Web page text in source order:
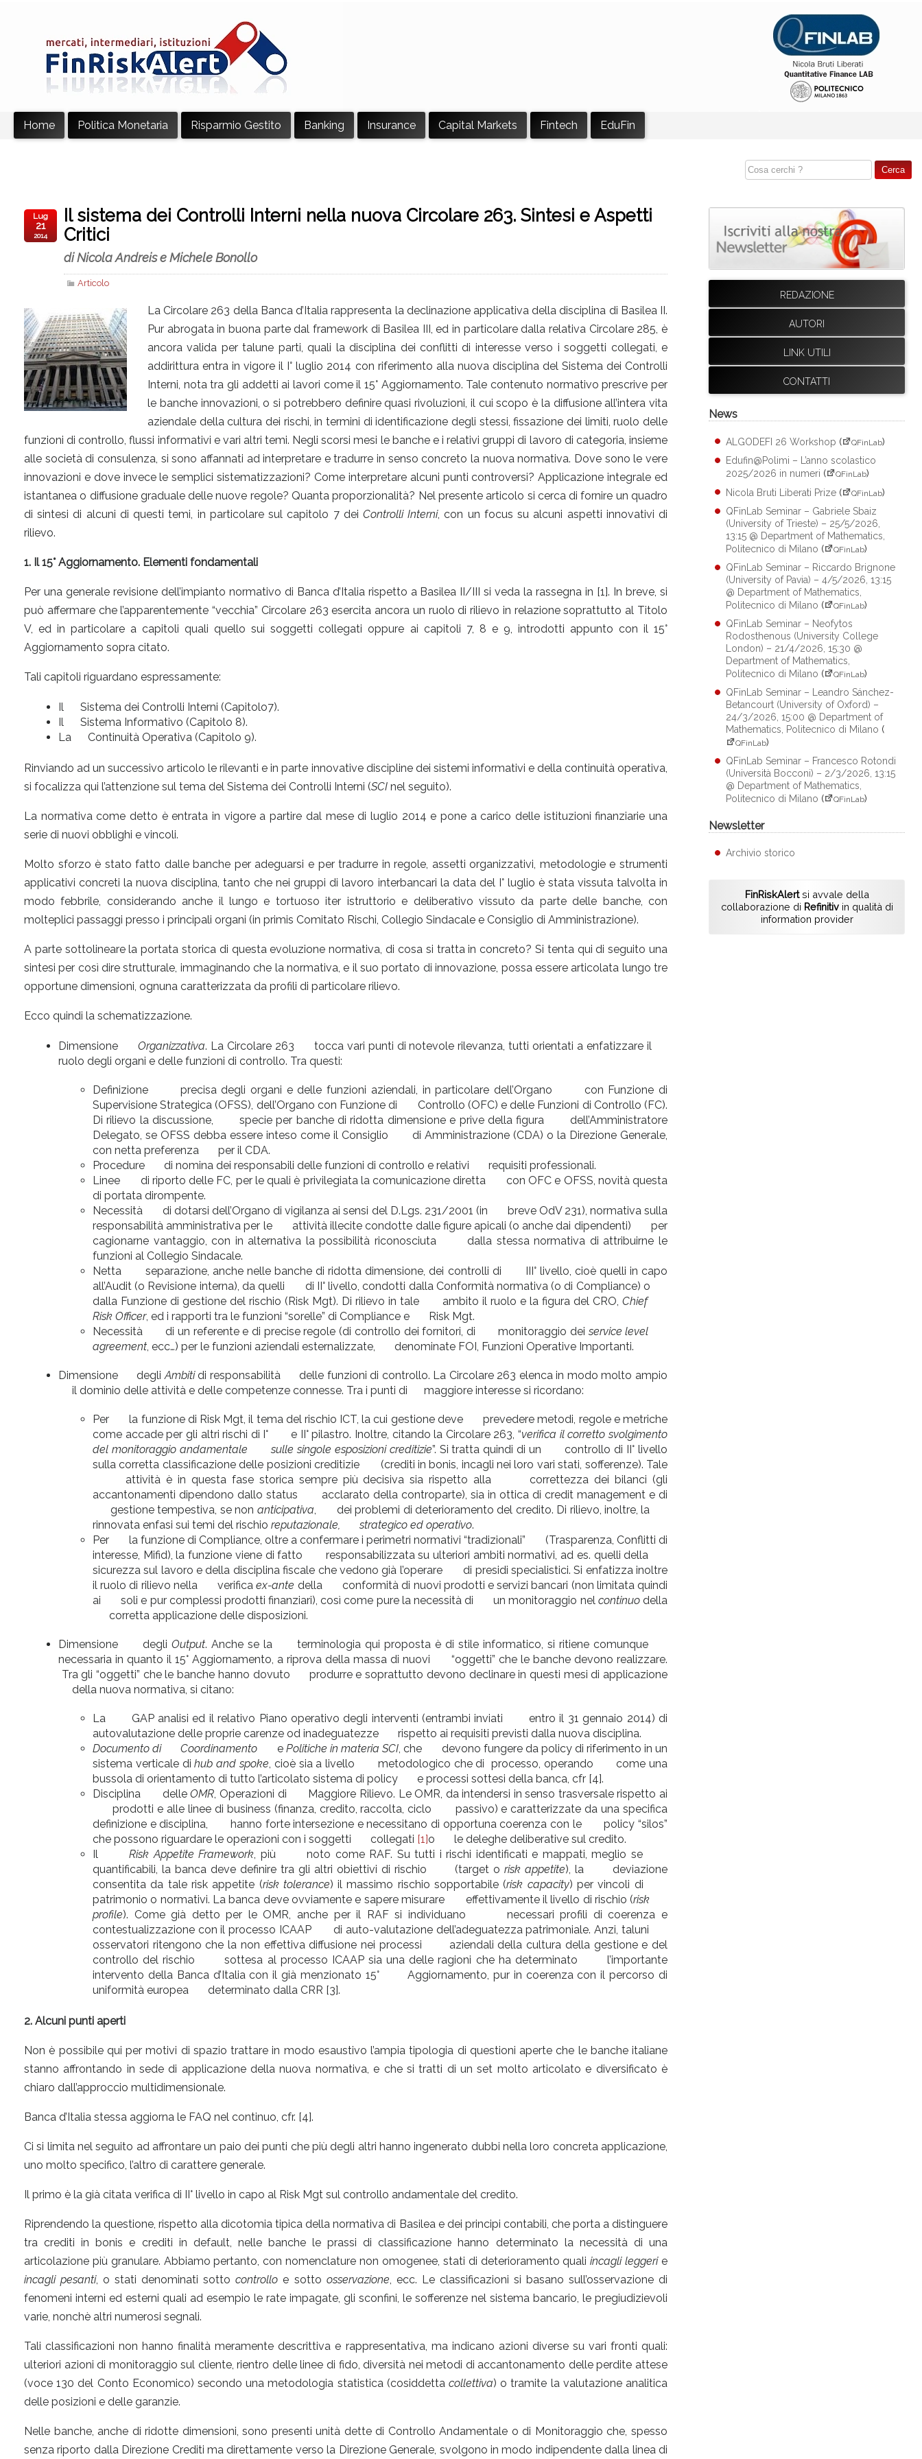
Home Politica Monetaria Risparmio Gestito Banking Insurance Capital Markets Fintech EduFin
Il sistema dei Controlli Interni nella nuova Circolare 263. Sintesi e Aspetti
Critici
di Nicola Andreis e Michele Bonollo
Articolo
Lug
21
2014
La Circolare 263 della Banca d’Italia rappresenta la declinazione applicativa della disciplina di Basilea II.
Pur abrogata in buona parte dal framework di Basilea III, ed in particolare dalla relativa Circolare 285, è
ancora valida per talune parti, quali la disciplina dei conflitti di interesse verso i soggetti collegati, e
addirittura entra in vigore il I° luglio 2014 con riferimento alla nuova disciplina del Sistema dei Controlli
Interni, nota tra gli addetti ai lavori come il 15° Aggiornamento. Tale contenuto normativo prescrive per
le banche innovazioni, o si potrebbero definire quasi rivoluzioni, il cui scopo è la diffusione all’intera vita
aziendale della cultura dei rischi, in termini di identificazione degli stessi, fissazione dei limiti, ruolo delle
funzioni di controllo, flussi informativi e vari altri temi. Negli scorsi mesi le banche e i relativi gruppi di lavoro di categoria, insieme
alle società di consulenza, si sono affannati ad interpretare e tradurre in senso concreto la nuova normativa. Dove sono le vere
innovazioni e dove invece le semplici sistematizzazioni? Come interpretare alcuni punti controversi? Applicazione integrale ed
istantanea o diffusione graduale delle nuove regole? Quanta proporzionalità? Nel presente articolo si cerca di fornire un quadro
di sintesi di alcuni di questi temi, in particolare sul capitolo 7 dei Controlli Interni, con un focus su alcuni aspetti innovativi di
rilievo.
1. Il 15° Aggiornamento. Elementi fondamentali
Per una generale revisione dell’impianto normativo di Banca d’Italia rispetto a Basilea II/III si veda la rassegna in [1]. In breve, si
può affermare che l’apparentemente “vecchia” Circolare 263 esercita ancora un ruolo di rilievo in relazione soprattutto al Titolo
V, ed in particolare a capitoli quali quello sui soggetti collegati oppure ai capitoli 7, 8 e 9, introdotti appunto con il 15°
Aggiornamento sopra citato.
Tali capitoli riguardano espressamente:
Il Sistema dei Controlli Interni (Capitolo7).
Il Sistema Informativo (Capitolo 8).
La Continuità Operativa (Capitolo 9).
Rinviando ad un successivo articolo le rilevanti e in parte innovative discipline dei sistemi informativi e della continuità operativa,
si focalizza qui l’attenzione sul tema del Sistema dei Controlli Interni (SCI nel seguito).
La normativa come detto è entrata in vigore a partire dal mese di luglio 2014 e pone a carico delle istituzioni finanziarie una
serie di nuovi obblighi e vincoli.
Molto sforzo è stato fatto dalle banche per adeguarsi e per tradurre in regole, assetti organizzativi, metodologie e strumenti
applicativi concreti la nuova disciplina, tanto che nei gruppi di lavoro interbancari la data del I° luglio è stata vissuta talvolta in
modo febbrile, considerando anche il lungo e tortuoso iter istruttorio e deliberativo vissuto da parte delle banche, con
molteplici passaggi presso i principali organi (in primis Comitato Rischi, Collegio Sindacale e Consiglio di Amministrazione).
A parte sottolineare la portata storica di questa evoluzione normativa, di cosa si tratta in concreto? Si tenta qui di seguito una
sintesi per così dire strutturale, immaginando che la normativa, e il suo portato di innovazione, possa essere articolata lungo tre
opportune dimensioni, ognuna caratterizzata da profili di particolare rilievo.
Ecco quindi la schematizzazione.
DimensioneOrganizzativa. La Circolare 263 tocca vari punti di notevole rilevanza, tutti orientati a enfatizzare il
ruolo degli organi e delle funzioni di controllo. Tra questi:
Definizione precisa degli organi e delle funzioni aziendali, in particolare dell’Organo con Funzione di
Supervisione Strategica (OFSS), dell’Organo con Funzione di Controllo (OFC) e delle Funzioni di Controllo (FC).
Di rilievo la discussione, specie per banche di ridotta dimensione e prive della figura dell’Amministratore
Delegato, se OFSS debba essere inteso come il Consiglio di Amministrazione (CDA) o la Direzione Generale,
con netta preferenza per il CDA.
Procedure di nomina dei responsabili delle funzioni di controllo e relativi requisiti professionali.
Linee di riporto delle FC, per le quali è privilegiata la comunicazione diretta con OFC e OFSS, novità questa
di portata dirompente.
Necessità di dotarsi dell’Organo di vigilanza ai sensi del D.Lgs. 231/2001 (in breve OdV 231), normativa sulla
responsabilità amministrativa per le attività illecite condotte dalle figure apicali (o anche dai dipendenti) per
cagionarne vantaggio, con in alternativa la possibilità riconosciuta dalla stessa normativa di attribuirne le
funzioni al Collegio Sindacale.
Netta separazione, anche nelle banche di ridotta dimensione, dei controlli di III° livello, cioè quelli in capo
all’Audit (o Revisione interna), da quelli di II° livello, condotti dalla Conformità normativa (o di Compliance) o
dalla Funzione di gestione del rischio (Risk Mgt). Di rilievo in tale ambito il ruolo e la figura del CRO,Chief
Risk Officer, ed i rapporti tra le funzioni “sorelle” di Compliance e Risk Mgt.
Necessità di un referente e di precise regole (di controllo dei fornitori, di monitoraggio dei service level
agreement, ecc…) per le funzioni aziendali esternalizzate, denominate FOI, Funzioni Operative Importanti.
Dimensione degliAmbitidi responsabilità delle funzioni di controllo. La Circolare 263 elenca in modo molto ampio
il dominio delle attività e delle competenze connesse. Tra i punti di maggiore interesse si ricordano:
Per la funzione di Risk Mgt, il tema del rischio ICT, la cui gestione deve prevedere metodi, regole e metriche
come accade per gli altri rischi di I° e II° pilastro. Inoltre, citando la Circolare 263, “verifica il corretto svolgimento
del monitoraggio andamentale sulle singole esposizioni creditizie”. Si tratta quindi di un controllo di II° livello
sulla corretta classificazione delle posizioni creditizie (crediti in bonis, incagli nei loro vari stati, sofferenze). Tale
attività è in questa fase storica sempre più decisiva sia rispetto alla correttezza dei bilanci (gli
accantonamenti dipendono dallo status acclarato della controparte), sia in ottica di credit management e di
gestione tempestiva, se non anticipativa, dei problemi di deterioramento del credito. Di rilievo, inoltre, la
rinnovata enfasi sui temi del rischio reputazionale, strategico ed operativo.
Per la funzione di Compliance, oltre a confermare i perimetri normativi “tradizionali” (Trasparenza, Conflitti di
interesse, Mifid), la funzione viene di fatto responsabilizzata su ulteriori ambiti normativi, ad es. quelli della
sicurezza sul lavoro e della disciplina fiscale che vedono già l’operare di presidi specialistici. Si enfatizza inoltre
il ruolo di rilievo nella verificaex-ante della conformità di nuovi prodotti e servizi bancari (non limitata quindi
ai soli e pur complessi prodotti finanziari), così come pure la necessità di un monitoraggio nel continuodella
corretta applicazione delle disposizioni.
Dimensione degli Output. Anche se la terminologia qui proposta è di stile informatico, si ritiene comunque
necessaria in quanto il 15° Aggiornamento, a riprova della massa di nuovi “oggetti” che le banche devono realizzare.
Tra gli “oggetti” che le banche hanno dovuto produrre e soprattutto devono declinare in questi mesi di applicazione
della nuova normativa, si citano:
La GAP analisi ed il relativo Piano operativo degli interventi (entrambi inviati entro il 31 gennaio 2014) di
autovalutazione delle proprie carenze od inadeguatezze rispetto ai requisiti previsti dalla nuova disciplina.
Documento di Coordinamento e Politiche in materia SCI, che devono fungere da policy di riferimento in un
sistema verticale dihub and spoke, cioè sia a livello metodologico che di processo, operando come una
bussola di orientamento di tutto l’articolato sistema di policy e processi sottesi della banca, cfr [4].
Disciplina delleOMR, Operazioni di Maggiore Rilievo. Le OMR, da intendersi in senso trasversale rispetto ai
prodotti e alle linee di business (finanza, credito, raccolta, ciclo passivo) e caratterizzate da una specifica
definizione e disciplina, hanno forte intersezione e necessitano di opportuna coerenza con le policy “silos”
che possono riguardare le operazioni con i soggetti collegati [1]o le deleghe deliberative sul credito.
IlRisk Appetite Framework, più noto come RAF. Su tutti i rischi identificati e mappati, meglio se
quantificabili, la banca deve definire tra gli altri obiettivi di rischio (target orisk appetite), la deviazione
consentita da tale risk appetite (risk tolerance) il massimo rischio sopportabile (risk capacity) per vincoli di
patrimonio o normativi. La banca deve ovviamente e sapere misurare effettivamente il livello di rischio (risk
profile). Come già detto per le OMR, anche per il RAF si individuano necessari profili di coerenza e
contestualizzazione con il processo ICAAP di auto-valutazione dell’adeguatezza patrimoniale. Anzi, taluni
osservatori ritengono che la non effettiva diffusione nei processi aziendali della cultura della gestione e del
controllo del rischio sottesa al processo ICAAP sia una delle ragioni che ha determinato l’importante
intervento della Banca d’Italia con il già menzionato 15° Aggiornamento, pur in coerenza con il percorso di
uniformità europea determinato dalla CRR [3].
2. Alcuni punti aperti
Non è possibile qui per motivi di spazio trattare in modo esaustivo l’ampia tipologia di questioni aperte che le banche italiane
stanno affrontando in sede di applicazione della nuova normativa, e che si tratti di un set molto articolato e diversificato è
chiaro dall’approccio multidimensionale.
Banca d’Italia stessa aggiorna le FAQ nel continuo, cfr. [4].
Ci si limita nel seguito ad affrontare un paio dei punti che più degli altri hanno ingenerato dubbi nella loro concreta applicazione,
uno molto specifico, l’altro di carattere generale.
Il primo è la già citata verifica di II° livello in capo al Risk Mgt sul controllo andamentale del credito.
Riprendendo la questione, rispetto alla dicotomia tipica della normativa di Basilea e dei principi contabili, che porta a distinguere
tra crediti in bonis e crediti in default, nelle banche le prassi di classificazione hanno determinato la necessità di una
articolazione più granulare. Abbiamo pertanto, con nomenclature non omogenee, stati di deterioramento qualiincagli leggerie
incagli pesanti, o stati denominati sottocontrollo e sotto osservazione, ecc. Le classificazioni si basano sull’osservazione di
fenomeni interni ed esterni quali ad esempio le rate impagate, gli sconfini, le sofferenze nel sistema bancario, le pregiudizievoli
varie, nonchè altri numerosi segnali.
Tali classificazioni non hanno finalità meramente descrittiva e rappresentativa, ma indicano azioni diverse su vari fronti quali:
ulteriori azioni di monitoraggio sul cliente, rientro delle linee di fido, diversità nei metodi di accantonamento delle perdite attese
(voce 130 del Conto Economico) secondo una metodologia statistica (cosiddetta collettiva) o tramite la valutazione analitica
delle posizioni e delle garanzie.
Nelle banche, anche di ridotte dimensioni, sono presenti unità dette di Controllo Andamentale o di Monitoraggio che, spesso
senza riporto dalla Direzione Crediti ma direttamente verso la Direzione Generale, svolgono in modo indipendente dalla linea di
REDAZIONE
AUTORI
LINK UTILI
CONTATTI
News
ALGODEFI 26 Workshop ( QFinLab)
Edufin@Polimi – L’anno scolastico
2025/2026 in numeri ( QFinLab)
Nicola Bruti Liberati Prize ( QFinLab)
QFinLab Seminar – Gabriele Sbaiz
(University of Trieste) – 25/5/2026,
13:15 @ Department of Mathematics,
Politecnico di Milano ( QFinLab)
QFinLab Seminar – Riccardo Brignone
(University of Pavia) – 4/5/2026, 13:15
@ Department of Mathematics,
Politecnico di Milano ( QFinLab)
QFinLab Seminar – Neofytos
Rodosthenous (University College
London) – 21/4/2026, 15:30 @
Department of Mathematics,
Politecnico di Milano ( QFinLab)
QFinLab Seminar – Leandro Sánchez-
Betancourt (University of Oxford) –
24/3/2026, 15:00 @ Department of
Mathematics, Politecnico di Milano (
QFinLab)
QFinLab Seminar – Francesco Rotondi
(Università Bocconi) – 2/3/2026, 13:15
@ Department of Mathematics,
Politecnico di Milano ( QFinLab)
Newsletter
Archivio storico
FinRiskAlertsi avvale della
collaborazione di Refinitivin qualità di
information provider